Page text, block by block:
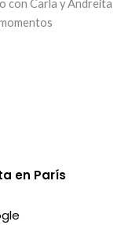
con Carla y Andreita
en París